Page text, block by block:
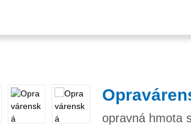
opravná hmota